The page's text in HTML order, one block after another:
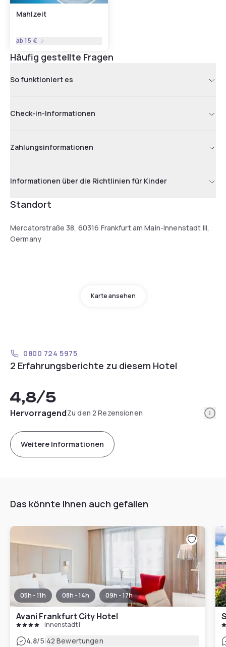
Mahlzeit
ab15 €
Häufig gestellte Fragen
So funktioniert es
Check-in-Informationen
Zahlungsinformationen
Informationen über die Richtlinien für Kinder
Standort
Mercatorstraße 38, 60316 Frankfurt am Main-Innenstadt III,
Germany
Karte ansehen
0800 724 5975
2 Erfahrungsberichte zu diesem Hotel
4,8/5
HervorragendZu den 2 Rezensionen
Weitere Informationen
Das könnte Ihnen auch gefallen
05h - 11h 08h - 14h 09h - 17h
Avani Frankfurt City Hotel
Innenstadt I
4.8/5|42 Bewertungen